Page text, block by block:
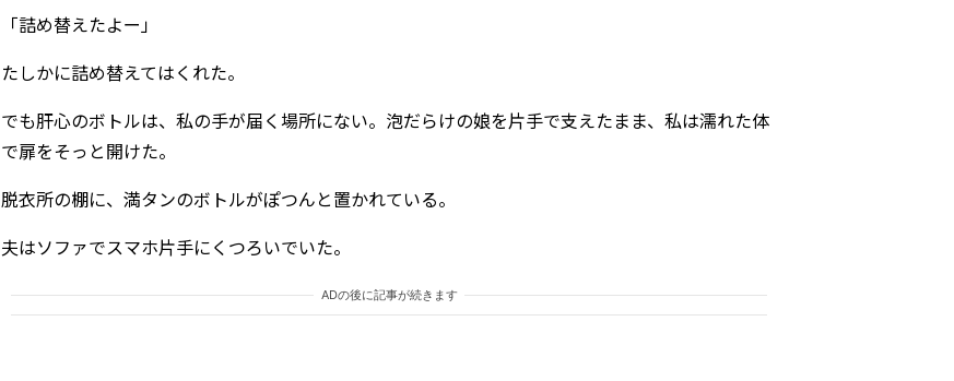
「詰め替えたよー」
たしかに詰め替えてはくれた。
でも肝心のボトルは、私の手が届く場所にない。泡だらけの娘を片手で支えたまま、私は濡れた体
で扉をそっと開けた。
脱衣所の棚に、満タンのボトルがぽつんと置かれている。
夫はソファでスマホ片手にくつろいでいた。
ADの後に記事が続きます